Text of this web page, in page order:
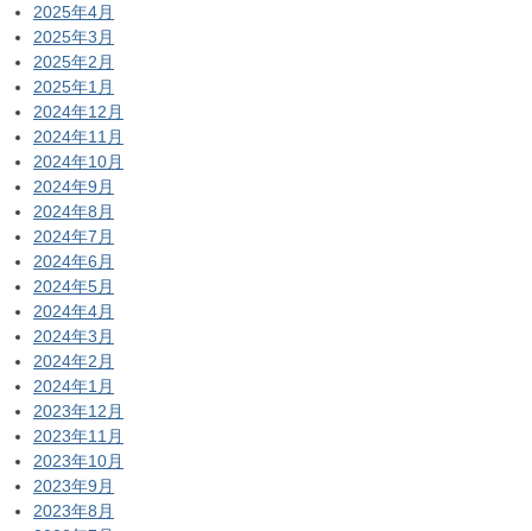
2025年4月
2025年3月
2025年2月
2025年1月
2024年12月
2024年11月
2024年10月
2024年9月
2024年8月
2024年7月
2024年6月
2024年5月
2024年4月
2024年3月
2024年2月
2024年1月
2023年12月
2023年11月
2023年10月
2023年9月
2023年8月